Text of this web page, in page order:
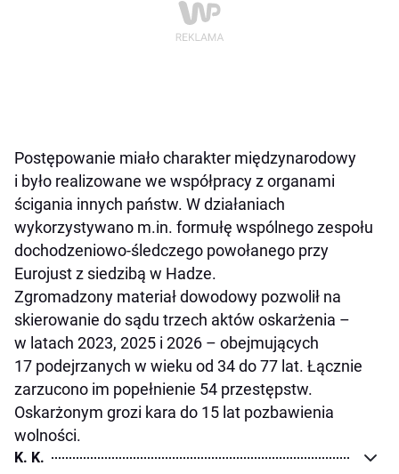
Postępowanie miało charakter międzynarodowy
i było realizowane we współpracy z organami
ścigania innych państw. W działaniach
wykorzystywano m.in. formułę wspólnego zespołu
dochodzeniowo-śledczego powołanego przy
Eurojust z siedzibą w Hadze.
Zgromadzony materiał dowodowy pozwolił na
skierowanie do sądu trzech aktów oskarżenia –
w latach 2023, 2025 i 2026 – obejmujących
17 podejrzanych w wieku od 34 do 77 lat. Łącznie
zarzucono im popełnienie 54 przestępstw.
Oskarżonym grozi kara do 15 lat pozbawienia
wolności.
K. K.